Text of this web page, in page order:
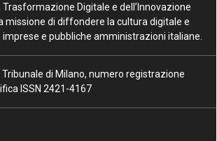
Digitale e dell’Innovazione
missione di diffondere la cultura digitale e
e pubbliche amministrazioni italiane.
di Milano, numero registrazione
ISSN 2421-4167